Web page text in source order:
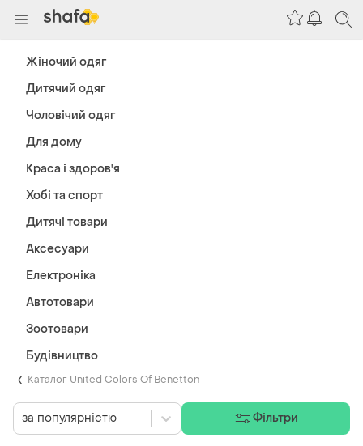
Каталог United Colors Of Benetton
за популярністю Фільтри
Жіночий одяг
Дитячий одяг
Чоловічий одяг
Для дому
Краса і здоров'я
Хобі та спорт
Дитячі товари
Аксесуари
Електроніка
Автотовари
Зоотовари
Будівництво